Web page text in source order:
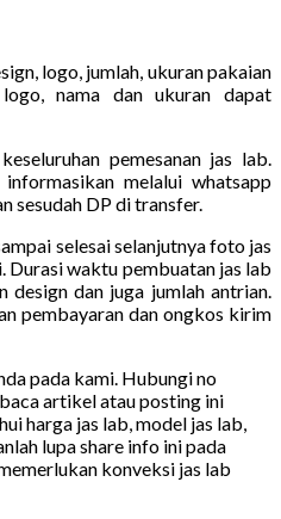
logo, jumlah, ukuran pakaian
nama dan ukuran dapat
pemesanan jas lab.
melalui whatsapp
sesudah DP di transfer.
selesai selanjutnya foto jas
waktu pembuatan jas lab
dan juga jumlah antrian.
pembayaran dan ongkos kirim
pada kami. Hubungi no
artikel atau posting ini
harga jas lab, model jas lab,
lupa share info ini pada
konveksi jas lab